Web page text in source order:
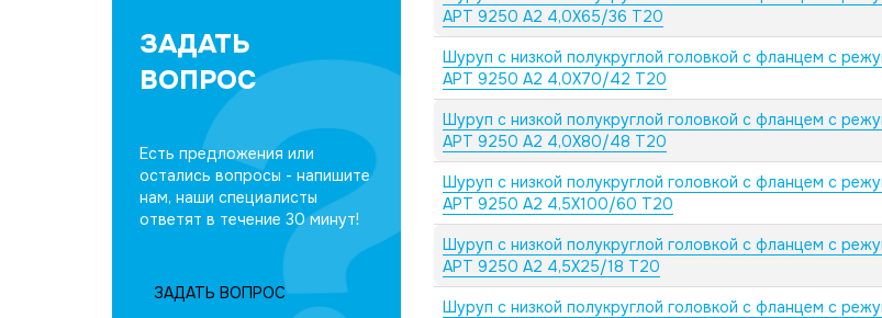
ЗАДАТЬ
ВОПРОС
Есть предложения или
остались вопросы - напишите
нам, наши специалисты
ответят в течение 30 минут!
ЗАДАТЬ ВОПРОС
АРТ 9250 А2 4,0X65/36 T20
Шуруп с низкой полукруглой головкой с фланцем с
АРТ 9250 А2 4,0X70/42 T20
Шуруп с низкой полукруглой головкой с фланцем с
АРТ 9250 А2 4,0X80/48 T20
Шуруп с низкой полукруглой головкой с фланцем с
АРТ 9250 А2 4,5X100/60 T20
Шуруп с низкой полукруглой головкой с фланцем с
АРТ 9250 А2 4,5X25/18 T20
Шуруп с низкой полукруглой головкой с фланцем с